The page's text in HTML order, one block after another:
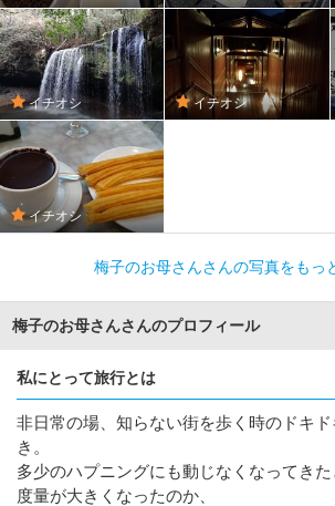
イチオシ イチオシ
イチオシ
梅子のお母さんさんの写真をもっ
梅子のお母さんさんのプロフィール
私にとって旅行とは
非日常の場、知らない街を歩く時のドキ
き。
多少のハプニングにも動じなくなってき
度量が大きくなったのか、